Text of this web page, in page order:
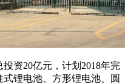
资20亿元，计划2018年完
锂电池、方形锂电池、圆